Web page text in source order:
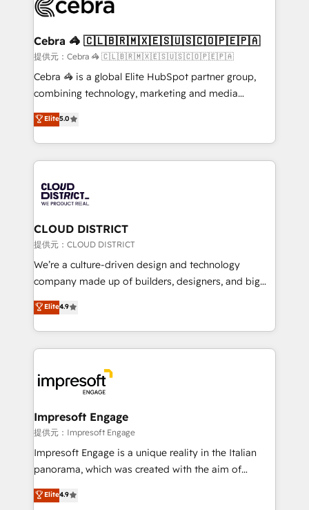
implementations, and 5,000+ pages ✨ CS: Clients
CS: 245% organic growth & +751% new visitors for a
full-funnel HubSpot project ✨ CS: 415% conversion
boost with a new HubSpot site Recognized leaders:
🏆 HubSpot Platform Migration Impact Award 🏆
Inbound Campaign of the Year 🏆 Gold AVA Digital
Award for Best Website 🌟 Accreditations: CRM
Cebra 🦓 🇨🇱🇧🇷🇲🇽🇪🇸🇺🇸🇨🇴🇵🇪🇵🇦
提供元：Cebra 🦓 🇨🇱🇧🇷🇲🇽🇪🇸🇺🇸🇨🇴🇵🇪🇵🇦
Cebra 🦓 is a global Elite HubSpot partner group,
combining technology, marketing and media
expertise across Latin America and Southern
Europe, with teams across 7 countries. Born in Chile,
we combine local insight with international reach to
help businesses grow through technology, creativity,
500+ HubSpot implementations, building end-to-
end solutions that integrate CRM, AI automation,
inbound and loop marketing, content, and digital
creativity. Our multicultural team works in Spanish,
Portuguese, and English to design scalable strategies
that drive measurable growth. 🌎 Highlights: • 10+
Platform Migration Excellence. • Top 3 Partner of the
Year LATAM 2022, 2023, 2024, 2025. • Partner of the
business with HubSpot? Let Cebra’s experts help
you grow faster, smarter, and with impact.
Elite5.0
CLOUD DISTRICT
提供元：CLOUD DISTRICT
We’re a culture-driven design and technology
company made up of builders, designers, and big
thinkers. We blend strategy, design, and
development—always fueled by curiosity—to turn
ideas, opportunities, and challenges into meaningful
experiences. To us, technology is more than just
and—most importantly—simple. That’s why we lean
into bold ideas and shape them into thoughtful
products and strategies that actually make a
difference.
Elite4.9
Impresoft Engage
提供元：Impresoft Engage
Impresoft Engage is a unique reality in the Italian
panorama, which was created with the aim of
putting Customer Experience at the center by
creating digital environments capable of integrating
Elite4.9